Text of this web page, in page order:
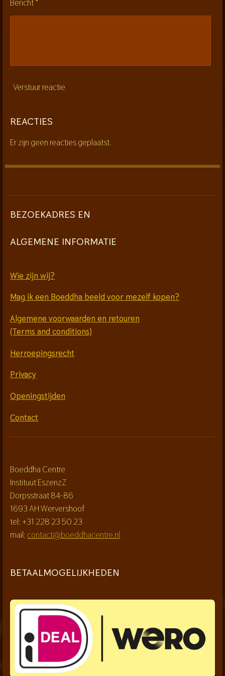
Bericht *
Verstuur reactie
REACTIES
Er zijn geen reacties geplaatst.
BEZOEKADRES EN
ALGEMENE INFORMATIE
Wie zijn wij?
Mag ik een Boeddha beeld voor mezelf kopen?
Algemene voorwaarden en retouren
(Terms and conditions)
Herroepingsrecht
Privacy
Openingstijden
Contact
Boeddha Centre
Instituut EszenzZ
Dorpsstraat 84-86
1693 AH Wervershoof
tel: +31 228 23 50 23
mail: contact@boeddhacentre.nl
BETAALMOGELIJKHEDEN